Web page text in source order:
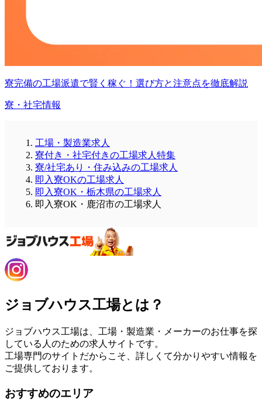
寮完備の工場派遣で賢く稼ぐ！選び方と注意点を徹底解説
寮・社宅情報
工場・製造業求人
寮付き・社宅付きの工場求人特集
寮/社宅あり・住み込みの工場求人
即入寮OKの工場求人
即入寮OK・栃木県の工場求人
即入寮OK・鹿沼市の工場求人
ジョブハウス工場とは？
ジョブハウス工場は、工場・製造業・メーカーのお仕事を探
している人のための求人サイトです。
工場専門のサイトだからこそ、詳しくて分かりやすい情報を
ご提供しております。
おすすめのエリア